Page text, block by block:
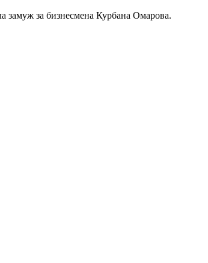
замуж за бизнесмена Курбана Омарова.